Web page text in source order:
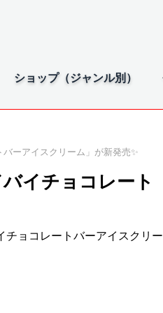
ショップ（ジャンル別）
ーアイスクリーム」が新発売✨
イチョコレート
ョコレートバーアイスクリー